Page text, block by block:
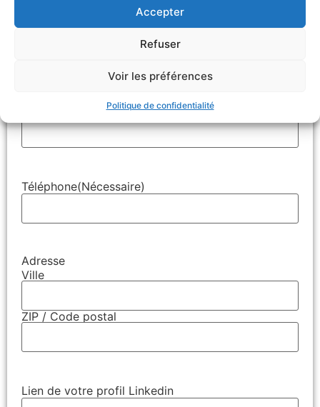
Accepter
Refuser
Voir les préférences
Politique de confidentialité
(Nécessaire)
Téléphone(Nécessaire)
Adresse
Ville
ZIP / Code postal
Lien de votre profil Linkedin